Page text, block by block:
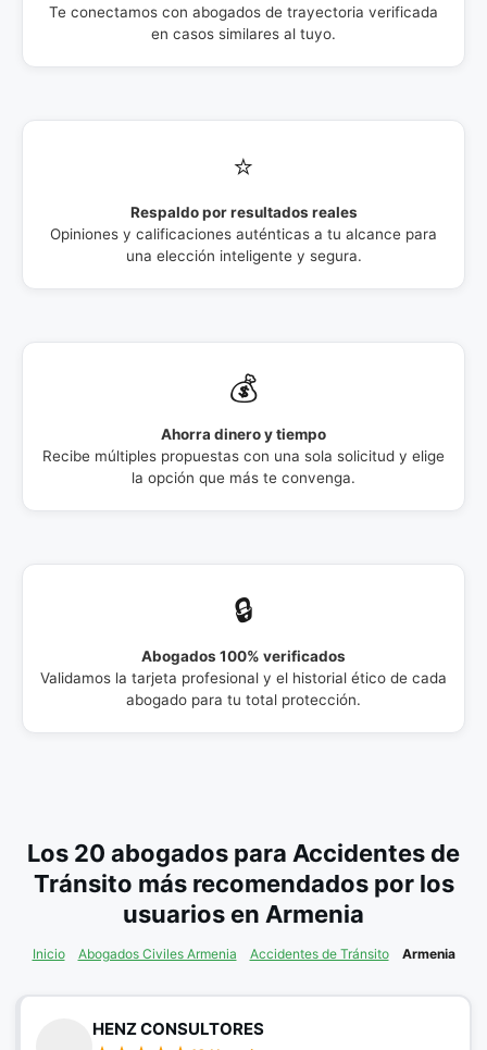
Te conectamos con abogados de trayectoria verificada
en casos similares al tuyo.
⭐
Respaldo por resultados reales
Opiniones y calificaciones auténticas a tu alcance para
una elección inteligente y segura.
💰
Ahorra dinero y tiempo
Recibe múltiples propuestas con una sola solicitud y elige
la opción que más te convenga.
🔒
Abogados 100% verificados
Validamos la tarjeta profesional y el historial ético de cada
abogado para tu total protección.
Los 20 abogados para Accidentes de
Tránsito más recomendados por los
usuarios en Armenia
Inicio Abogados Civiles Armenia Accidentes de Tránsito Armenia
HENZ CONSULTORES